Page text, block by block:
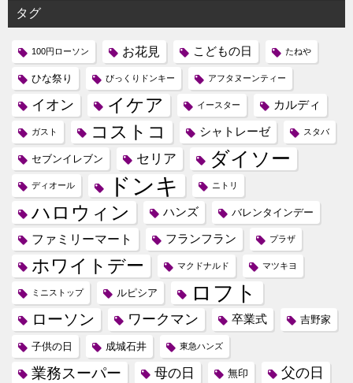
タグ
100円ローソン お花見 こどもの日 たねや
ひな祭り びっくりドンキー アフタヌーンティー
イオン イケア イースター カルディ
ガスト コストコ シャトレーゼ スタバ
セブンイレブン セリア ダイソー
ディオール ドンキ ニトリ
ハロウィン ハンズ バレンタインデー
ファミリーマート フランフラン プラザ
ホワイトデー マクドナルド マツキヨ
ミニストップ ルピシア ロフト
ローソン ワークマン 卒業式 吉野家
子供の日 成城石井 東急ハンズ
業務スーパー 母の日 無印 父の日